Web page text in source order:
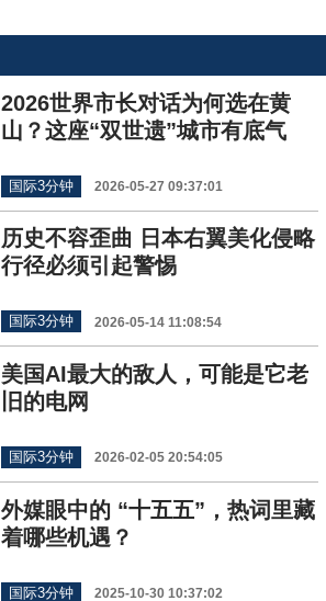
2026世界市长对话为何选在黄
山？这座“双世遗”城市有底气
国际3分钟 2026-05-27 09:37:01
历史不容歪曲 日本右翼美化侵略
行径必须引起警惕
国际3分钟 2026-05-14 11:08:54
美国AI最大的敌人，可能是它老
旧的电网
国际3分钟 2026-02-05 20:54:05
外媒眼中的 “十五五”，热词里藏
着哪些机遇？
国际3分钟 2025-10-30 10:37:02